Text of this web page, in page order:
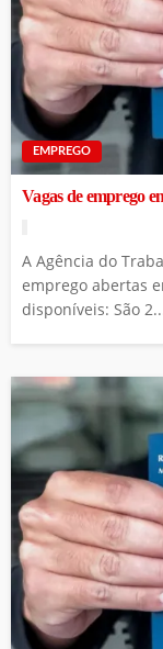
EMPREGO
Vagas de emprego
A Agência do
emprego abertas
disponíveis: São